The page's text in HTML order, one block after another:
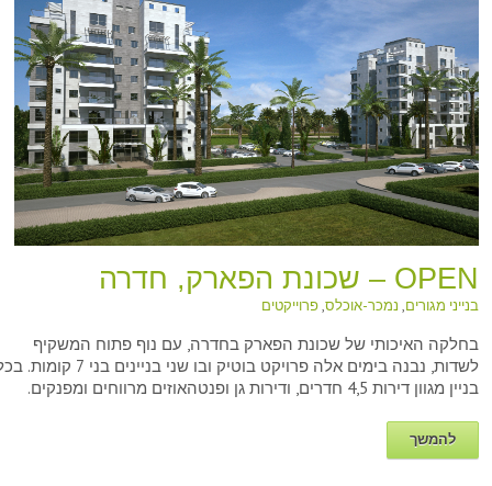
OPEN – שכונת הפארק, חדרה
בנייני מגורים, נמכר-אוכלס,פרוייקטים
בחלקה האיכותי של שכונת הפארק בחדרה, עם נוף פתוח המשקיף
לשדות, נבנה בימים אלה פרויקט בוטיק ובו שני בניינים בני 7
בניין מגוון דירות 4,5 חדרים, ודירות גן ופנטהאוזים מרווחים ומפנקים.
להמשך